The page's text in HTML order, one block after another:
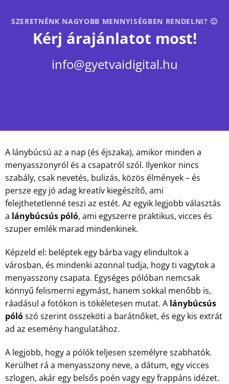
SZERETNÉNK NAGYOBB MENNYISÉGBEN RENDELNI? 🙂
Kérj árajánlatot most!
info@gyetvaidigital.hu
A lánybúcsú az a nap (és éjszaka), amikor minden a
menyasszonyról és a csapatról szól. Ilyenkor nincs
szabály, csak nevetés, bulizás, közös élmények – és
persze egy jó adag kreatív kiegészítő, ami
felejthetetlenné teszi az estét. Az egyik legjobb választás
a lánybúcsús póló, ami egyszerre praktikus, vicces és
szuper emlék marad mindenkinek.
Képzeld el: beléptek egy bárba vagy elindultok a
városban, és mindenki azonnal tudja, hogy ti vagytok a
menyasszony csapata. Egységes pólóban nemcsak
könnyű felismerni egymást, hanem sokkal menőbb is,
ráadásul a fotókon is tökéletesen mutat. A lánybúcsús
pólószó szerint összeköti a barátnőket, és egy kis extrát
ad az esemény hangulatához.
A legjobb, hogy a pólók teljesen személyre szabhatók.
Kerülhet rá a menyasszony neve, a dátum, egy vicces
szlogen, akár egy belsős poén vagy egy frappáns idézet.